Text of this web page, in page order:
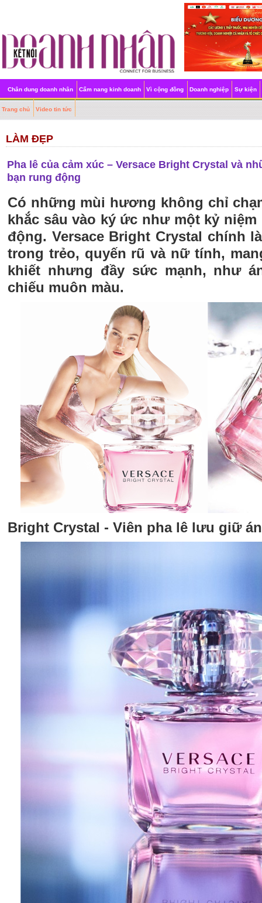
Chân dung doanh nhân Cẩm nang kinh doanh Vì cộng đồng Doanh nghiệp Sự kiện
Trang chủ Video tin tức
LÀM ĐẸP
Pha lê của cảm xúc – Versace Bright Crystal và
bạn rung động
Có những mùi hương không chỉ
khắc sâu vào ký ức như một kỷ
động. Versace Bright Crystal chính
trong trẻo, quyến rũ và nữ tính,
khiết nhưng đầy sức mạnh, như
chiếu muôn màu.
Bright Crystal - Viên pha lê lưu giữ